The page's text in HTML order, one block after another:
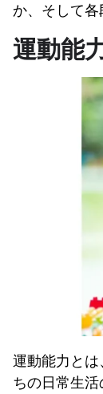
か、そして各
運動能
運動能力と
ちの日常生